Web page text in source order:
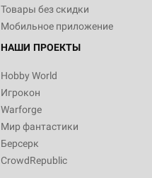
Товары без скидки
Мобильное приложение
НАШИ ПРОЕКТЫ
Hobby World
Игрокон
Warforge
Мир фантастики
Берсерк
CrowdRepublic